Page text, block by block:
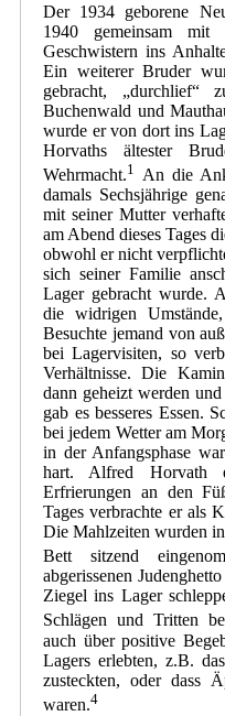
Der 1934 geborene
1940 gemeinsam
Geschwistern ins
Ein weiterer Bruder
gebracht, „durchlief“
Buchenwald und
wurde er von dort ins
Horvaths ältester
Wehrmacht.1
An die
damals Sechsjährige
mit seiner Mutter
am Abend dieses Tages
obwohl er nicht
sich seiner Familie
Lager gebracht wurde.
die widrigen
Besuchte jemand von
bei Lagervisiten, so
Verhältnisse. Die
dann geheizt werden
gab es besseres Essen.
bei jedem Wetter am
in der Anfangsphase
hart. Alfred Horvath
Erfrierungen an den
Tages verbrachte er als
Die Mahlzeiten wurden
Bett sitzend
abgerissenen
Ziegel ins Lager
Schlägen und Tritten
auch über positive
Lagers erlebten, z.B.
zusteckten, oder dass
waren.4